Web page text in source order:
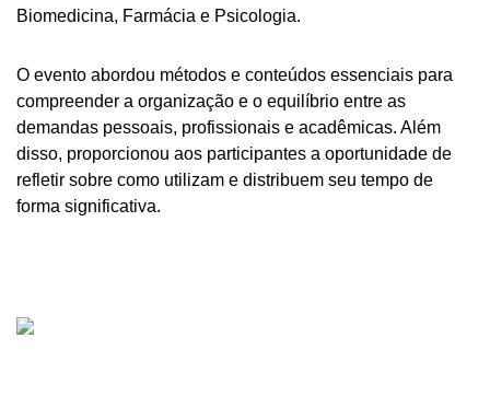
Biomedicina, Farmácia e Psicologia.
O evento abordou métodos e conteúdos essenciais para
compreender a organização e o equilíbrio entre as
demandas pessoais, profissionais e acadêmicas. Além
disso, proporcionou aos participantes a oportunidade de
refletir sobre como utilizam e distribuem seu tempo de
forma significativa.